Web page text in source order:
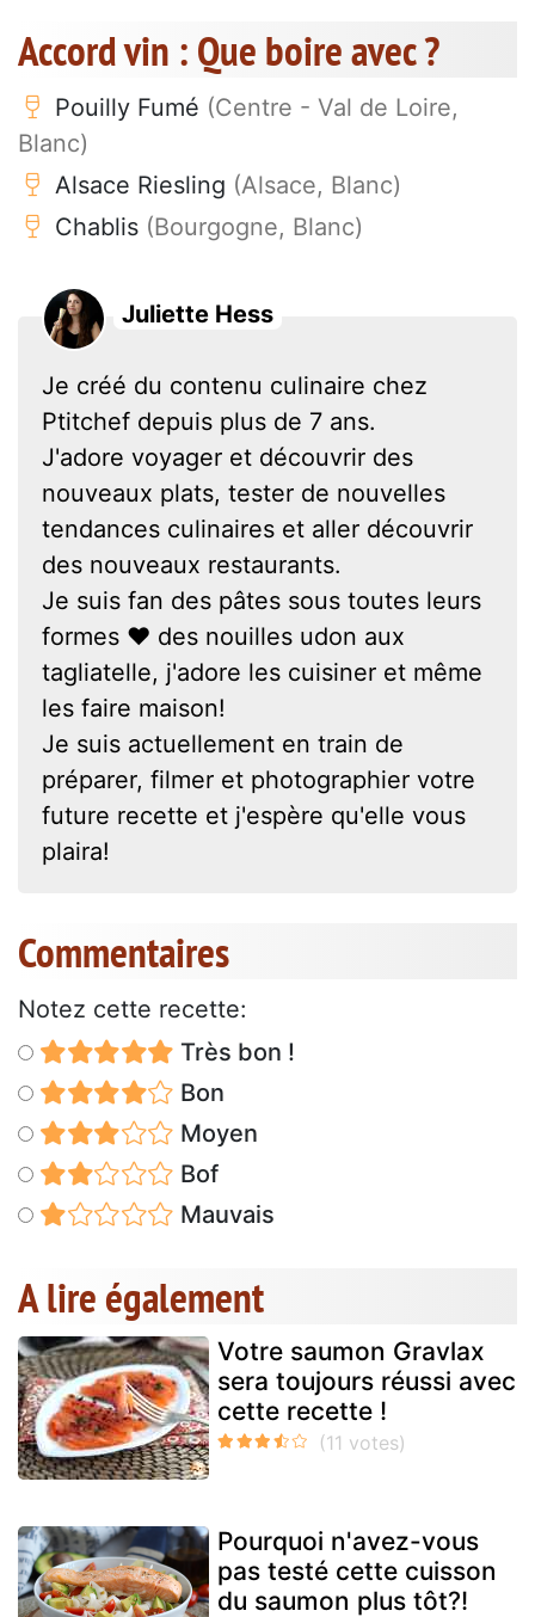
Accord vin : Que boire avec ?
Pouilly Fumé (Centre - Val de Loire,
Blanc)
Alsace Riesling (Alsace, Blanc)
Chablis (Bourgogne, Blanc)
Juliette Hess
Je créé du contenu culinaire chez
Ptitchef depuis plus de 7 ans.
J'adore voyager et découvrir des
nouveaux plats, tester de nouvelles
tendances culinaires et aller découvrir
des nouveaux restaurants.
Je suis fan des pâtes sous toutes leurs
formes ❤ des nouilles udon aux
tagliatelle, j'adore les cuisiner et même
les faire maison!
Je suis actuellement en train de
préparer, filmer et photographier votre
future recette et j'espère qu'elle vous
plaira!
Commentaires
Notez cette recette:
Très bon !
Bon
Moyen
Bof
Mauvais
A lire également
Votre saumon Gravlax
sera toujours réussi avec
cette recette !
Pourquoi n'avez-vous
pas testé cette cuisson
du saumon plus tôt?!